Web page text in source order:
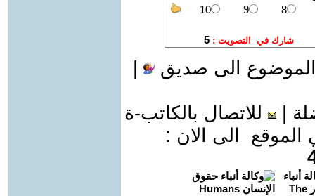
الى صديق
للاتصال بالكاتب-ة
الى الان :